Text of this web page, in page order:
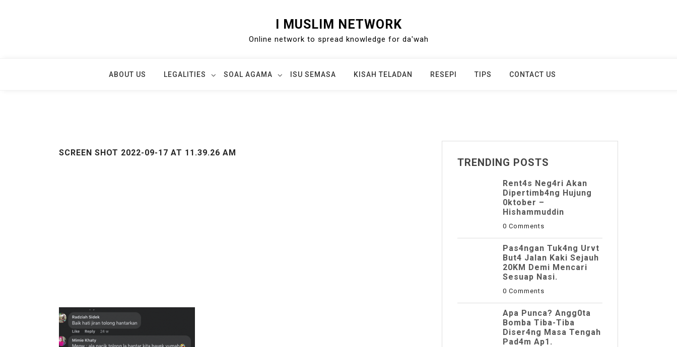
I MUSLIM NETWORK
Online network to spread knowledge for da'wah
ABOUT US LEGALITIES SOAL AGAMA ISU SEMASA KISAH TELADAN RESEPI TIPS CONTACT US
SCREEN SHOT 2022-09-17 AT 11.39.26 AM
TRENDING POSTS
Rent4s Neg4ri Akan
Dipertimb4ng Hujung
0ktober –
Hishammuddin
0 Comments
Pas4ngan Tuk4ng Urvt
But4 JaIan Kaki Sejauh
20KM Demi Mencari
Sesuap Nasi.
0 Comments
Apa Punca? Angg0ta
Bomba Tiba-Tiba
Diser4ng Masa Tengah
Pad4m Ap1.